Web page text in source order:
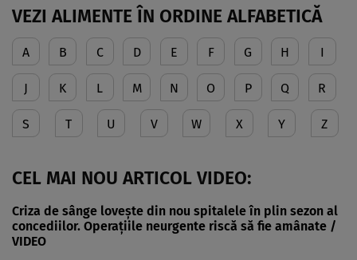
VEZI ALIMENTE ÎN ORDINE ALFABETICĂ
A B C D E F G H I
J K L M N O P Q R
S T U V W X Y Z
CEL MAI NOU ARTICOL VIDEO:
Criza de sânge lovește din nou spitalele în plin sezon al
concediilor. Operațiile neurgente riscă să fie amânate /
VIDEO